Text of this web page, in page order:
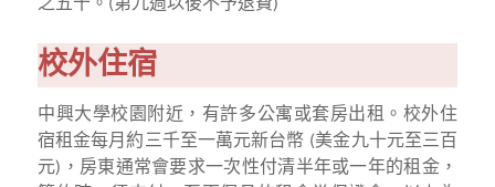
校外住宿
中興大學校園附近，有許多公寓或套房出租。校外住
宿租金每月約三千至一萬元新台幣 (美金九十元至三百
元)，房東通常會要求一次性付清半年或一年的租金，